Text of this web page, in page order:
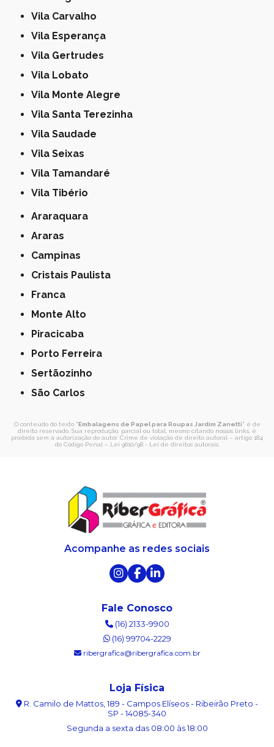
Vila Carvalho
Vila Esperança
Vila Gertrudes
Vila Lobato
Vila Monte Alegre
Vila Santa Terezinha
Vila Saudade
Vila Seixas
Vila Tamandaré
Vila Tibério
Araraquara
Araras
Campinas
Cristais Paulista
Franca
Monte Alto
Piracicaba
Porto Ferreira
Sertãozinho
São Carlos
O conteúdo do texto "Embalagens de Papel para Roupas Jardim Zanetti" é de
direito reservado. Sua reprodução, parcial ou total, mesmo citando nossos links, é
proibida sem a autorização do autor. Crime de violação de direito autoral – artigo 184
do Código Penal – Lei 9610/98 - Lei de direitos autorais.
Acompanhe as redes sociais
Fale Conosco
(16) 2133-9900
(16) 99704-2229
ribergrafica@ribergrafica.com.br
Loja Física
R. Camilo de Mattos, 189 - Campos Elíseos - Ribeirão Preto -
SP - 14085-340
Segunda a sexta das 08:00 às 18:00